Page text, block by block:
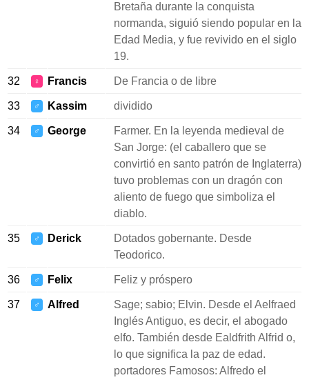
Bretaña durante la conquista
normanda, siguió siendo popular en la
Edad Media, y fue revivido en el siglo
19.
32 ♀ Francis De Francia o de libre
33 ♂ Kassim dividido
34 ♂ George
Farmer. En la leyenda medieval de
San Jorge: (el caballero que se
convirtió en santo patrón de Inglaterra)
tuvo problemas con un dragón con
aliento de fuego que simboliza el
diablo.
35 ♂ Derick
Dotados gobernante. Desde
Teodorico.
36 ♂ Felix Feliz y próspero
37 ♂ Alfred
Sage; sabio; Elvin. Desde el Aelfraed
Inglés Antiguo, es decir, el abogado
elfo. También desde Ealdfrith Alfrid o,
lo que significa la paz de edad.
portadores Famosos: Alfredo el